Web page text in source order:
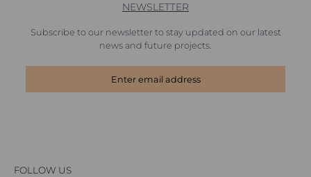
NEWSLETTER
Subscribe to our newsletter to stay updated on our latest
news and future projects.
FOLLOW US